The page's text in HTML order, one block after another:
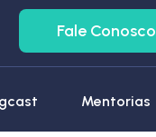
Fale Conosco
Mentorias